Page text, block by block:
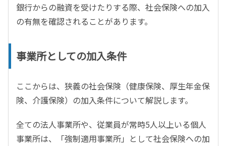
銀行からの融資を受けたりする際、社会保険への加入
の有無を確認されることがあります。
事業所としての加入条件
ここからは、狭義の社会保険（健康保険、厚生年金保
険、介護保険）の加入条件について解説します。
全ての法人事業所や、従業員が常時5人以上いる個人
事業所は、「強制適用事業所」として社会保険への加